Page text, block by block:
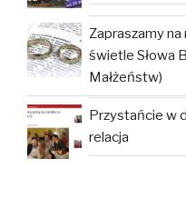
Zapraszamy
świetle Słowa
Małżeństw)
Przystańcie w
relacja